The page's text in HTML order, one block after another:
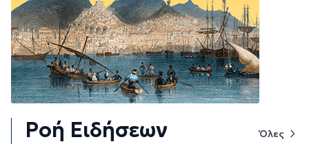
Ροή Ειδήσεων Όλες